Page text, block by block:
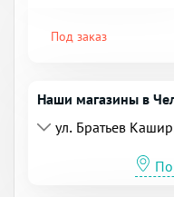
Под заказ
Наши магазины в
ул. Братьев